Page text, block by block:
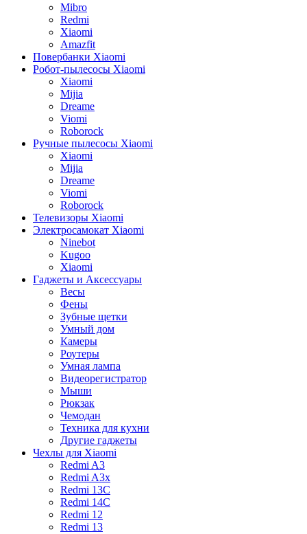
Mibro
Redmi
Xiaomi
Amazfit
Повербанки Xiaomi
Робот-пылесосы Xiaomi
Xiaomi
Mijia
Dreame
Viomi
Roborock
Ручные пылесосы Xiaomi
Xiaomi
Mijia
Dreame
Viomi
Roborock
Телевизоры Xiaomi
Электросамокат Xiaomi
Ninebot
Kugoo
Xiaomi
Гаджеты и Аксессуары
Весы
Фены
Зубные щетки
Умный дом
Камеры
Роутеры
Умная лампа
Видеорегистратор
Мыши
Рюкзак
Чемодан
Техника для кухни
Другие гаджеты
Чехлы для Xiaomi
Redmi A3
Redmi A3x
Redmi 13C
Redmi 14C
Redmi 12
Redmi 13